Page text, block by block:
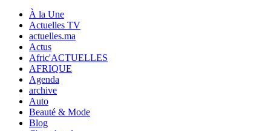
À la Une
Actuelles TV
actuelles.ma
Actus
Afric'ACTUELLES
AFRIQUE
Agenda
archive
Auto
Beauté & Mode
Blog